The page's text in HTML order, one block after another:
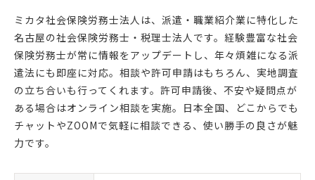
ミカタ社会保険労務士法人は、派遣・職業紹介業に特化した
名古屋の社会保険労務士・税理士法人です。経験豊富な社会
保険労務士が常に情報をアップデートし、年々煩雑になる派
遣法にも即座に対応。相談や許可申請はもちろん、実地調査
の立ち合いも行ってくれます。許可申請後、不安や疑問点が
ある場合はオンライン相談を実施。日本全国、どこからでも
チャットやZOOMで気軽に相談できる、使い勝手の良さが魅
力です。